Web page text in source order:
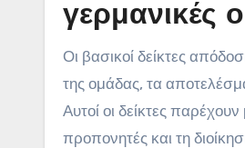
γερμανικές
Οι βασικοί δείκτες
της ομάδας, τα
Αυτοί οι δείκτες
προπονητές και τη